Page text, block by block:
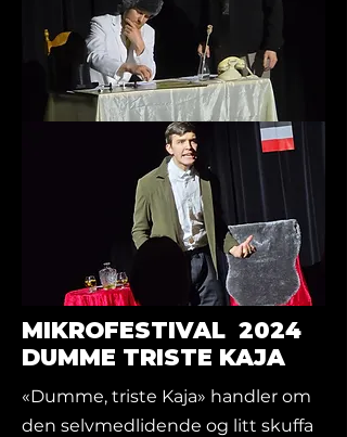
MIKROFESTIVAL 2024
DUMME TRISTE KAJA
«Dumme, triste Kaja» handler om
den selvmedlidende og litt skuffa